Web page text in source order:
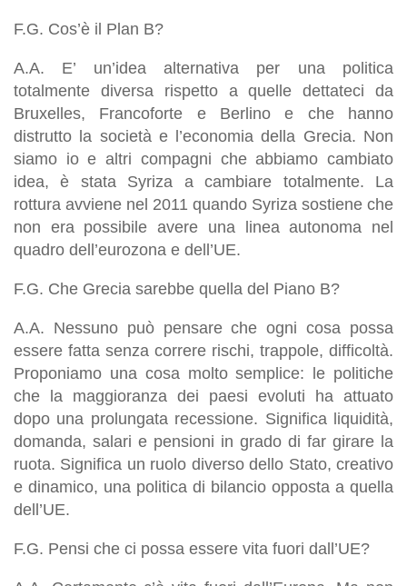
F.G. Cos’è il Plan B?
A.A. E’ un’idea alternativa per una politica
totalmente diversa rispetto a quelle dettateci da
Bruxelles, Francoforte e Berlino e che hanno
distrutto la società e l’economia della Grecia. Non
siamo io e altri compagni che abbiamo cambiato
idea, è stata Syriza a cambiare totalmente. La
rottura avviene nel 2011 quando Syriza sostiene che
non era possibile avere una linea autonoma nel
quadro dell’eurozona e dell’UE.
F.G. Che Grecia sarebbe quella del Piano B?
A.A. Nessuno può pensare che ogni cosa possa
essere fatta senza correre rischi, trappole, difficoltà.
Proponiamo una cosa molto semplice: le politiche
che la maggioranza dei paesi evoluti ha attuato
dopo una prolungata recessione. Significa liquidità,
domanda, salari e pensioni in grado di far girare la
ruota. Significa un ruolo diverso dello Stato, creativo
e dinamico, una politica di bilancio opposta a quella
dell’UE.
F.G. Pensi che ci possa essere vita fuori dall’UE?